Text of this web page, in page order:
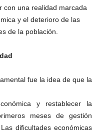
con una realidad marcada
y el deterioro de las
de la población.
fue la idea de que la
y restablecer la
meses de gestión
dificultades económicas